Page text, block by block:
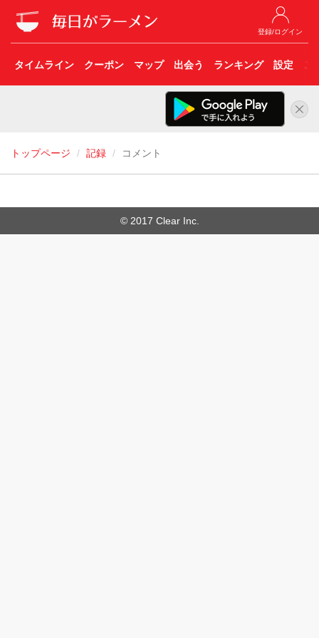
登録/ログイン
タイムライン クーポン マップ 出会う ランキング 設定 こ
トップページ 記録 コメント
© 2017 Clear Inc.